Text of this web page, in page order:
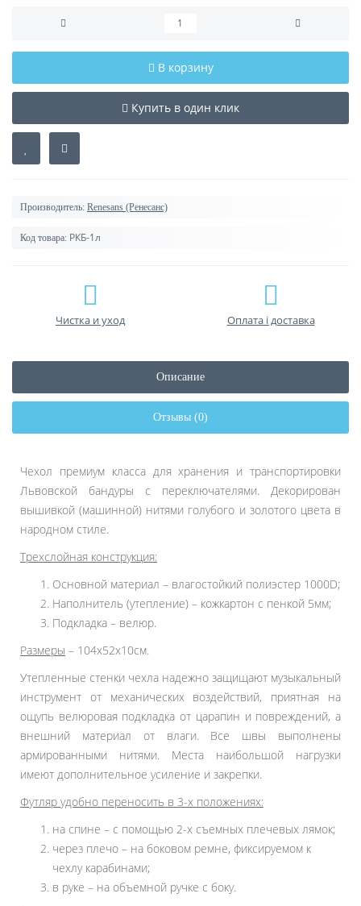
В корзину
Купить в один клик
Производитель: Renesans (Ренесанс)
Код товара: РКБ-1л
Чистка и уход Оплата і доставка
Описание
Отзывы (0)
Чехол премиум класса для хранения и транспортировки
Львовской бандуры с переключателями. Декорирован
вышивкой (машинной) нитями голубого и золотого цвета в
народном стиле.
Трехслойная конструкция:
Основной материал – влагостойкий полиэстер 1000D;
Наполнитель (утепление) – кожкартон с пенкой 5мм;
Подкладка – велюр.
Размеры – 104x52x10см.
Утепленные стенки чехла надежно защищают музыкальный
инструмент от механических воздействий, приятная на
ощупь велюровая подкладка от царапин и повреждений, а
внешний материал от влаги. Все швы выполнены
армированными нитями. Места наибольшой нагрузки
имеют дополнительное усиление и закрепки.
Футляр удобно переносить в 3-х положениях:
на спине – с помощью 2-х съемных плечевых лямок;
через плечо – на боковом ремне, фиксируемом к
чехлу карабинами;
в руке – на объемной ручке с боку.